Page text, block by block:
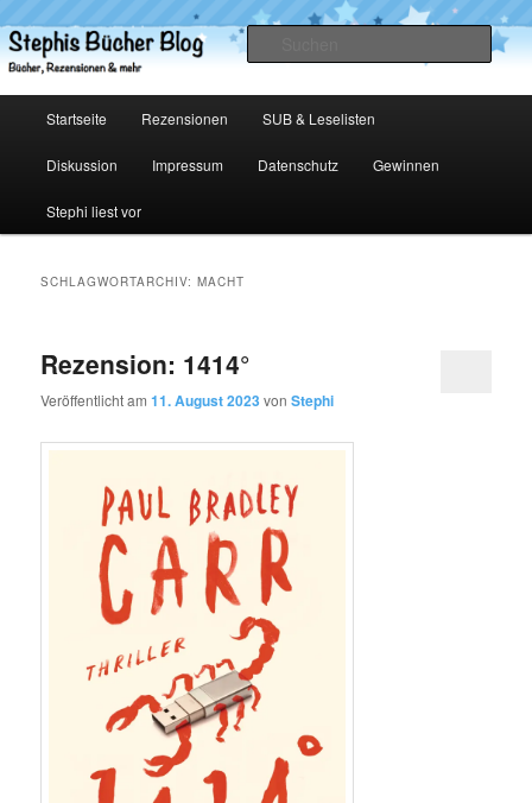
primären
Inhalt
sekundären
Inhalt
Stephis Bücher Blog
Startseite Rezensionen SUB & Leselisten
Diskussion Impressum Datenschutz Gewinnen
Stephi liest vor
SCHLAGWORTARCHIV:MACHT
Rezension: 1414°
Veröffentlicht am11. August 2023 vonStephi